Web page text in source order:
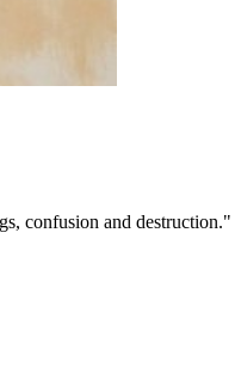
confusion and destruction."